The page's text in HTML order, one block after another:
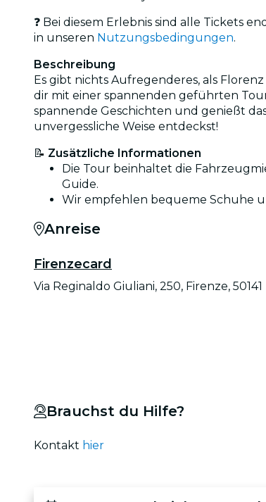
❓ Bei diesem Erlebnis sind alle
in unseren Nutzungsbedingungen.
Beschreibung
Es gibt nichts Aufregenderes, als
dir mit einer spannenden geführten
spannende Geschichten und genießt
unvergessliche Weise entdeckst!
📝 Zusätzliche Informationen
Die Tour beinhaltet die
Guide.
Wir empfehlen bequeme Schuhe
Anreise
Firenzecard
Via Reginaldo Giuliani, 250, Firenze, 50141
Brauchst du Hilfe?
Kontakt hier